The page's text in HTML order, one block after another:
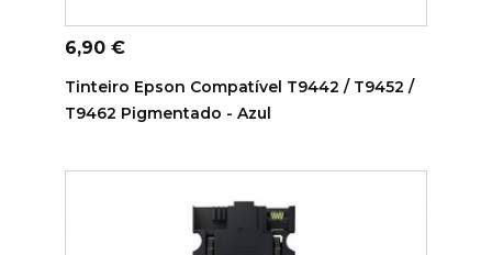
ADICIONAR AO CARRINHO
Preço
6,90 €
Tinteiro Epson Compatível T9442 / T9452 /
T9462 Pigmentado - Azul